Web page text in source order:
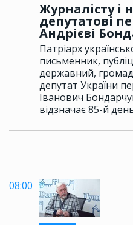
Журналісту і
депутатові
Андрієві
Патріарх
письменник,
державний,
депутат України
Іванович
відзначає 85-й
08:00